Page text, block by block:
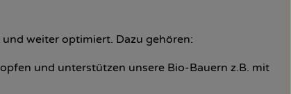
weiter optimiert. Dazu gehören:
und unterstützen unsere Bio-Bauern z.B. mit